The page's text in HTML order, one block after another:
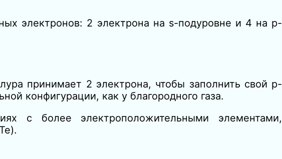
электронов: 2 электрона на s-подуровне и 4 на p-
принимает 2 электрона, чтобы заполнить свой p-
конфигурации, как у благородного газа.
с более электроположительными элементами,
Te).